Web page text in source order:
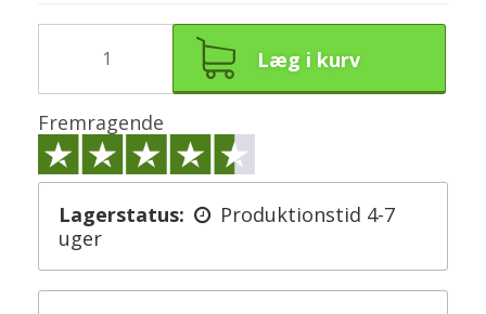
Læg i kurv
Fremragende
Lagerstatus:
Produktionstid 4-7
uger